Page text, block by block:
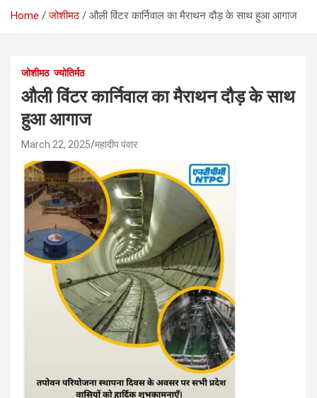
Home जोशीमठ औली विंटर कार्निवाल का मैराथन दौड़ के साथ हुआ आगाज
जोशीमठ ज्योतिर्मठ
औली विंटर कार्निवाल का मैराथन दौड़ के साथ
हुआ आगाज
March 22, 2025 महादीप पंवार